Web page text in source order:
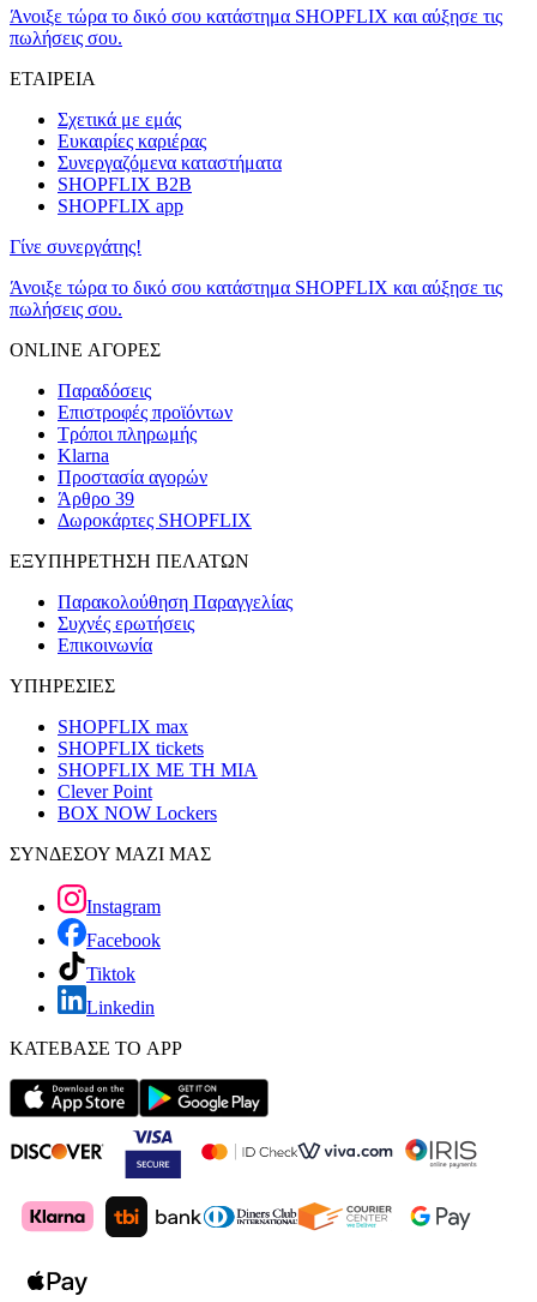
Άνοιξε τώρα το δικό σου κατάστημα SHOPFLIX και αύξησε τις
πωλήσεις σου.
ΕΤΑΙΡΕΙΑ
Σχετικά με εμάς
Ευκαιρίες καριέρας
Συνεργαζόμενα καταστήματα
SHOPFLIX B2B
SHOPFLIX app
Γίνε συνεργάτης!
Άνοιξε τώρα το δικό σου κατάστημα SHOPFLIX και αύξησε τις
πωλήσεις σου.
ONLINE ΑΓΟΡΕΣ
Παραδόσεις
Επιστροφές προϊόντων
Τρόποι πληρωμής
Klarna
Προστασία αγορών
Άρθρο 39
Δωροκάρτες SHOPFLIX
ΕΞΥΠΗΡΕΤΗΣΗ ΠΕΛΑΤΩΝ
Παρακολούθηση Παραγγελίας
Συχνές ερωτήσεις
Επικοινωνία
ΥΠΗΡΕΣΙΕΣ
SHOPFLIX max
SHOPFLIX tickets
SHOPFLIX ΜΕ ΤΗ ΜΙΑ
Clever Point
BOX NOW Lockers
ΣΥΝΔΕΣΟΥ ΜΑΖΙ ΜΑΣ
Instagram
Facebook
Tiktok
Linkedin
ΚΑΤΕΒΑΣΕ ΤΟ APP